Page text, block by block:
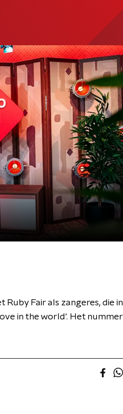
Fair als zangeres, die in
in the world'. Het nummer